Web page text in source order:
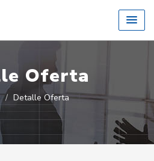
Oferta
Detalle Oferta